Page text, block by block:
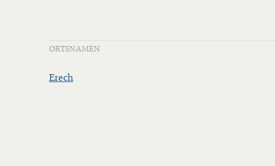
ORTSNAMEN
Erech